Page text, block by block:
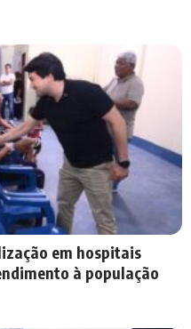
em hospitais
à população